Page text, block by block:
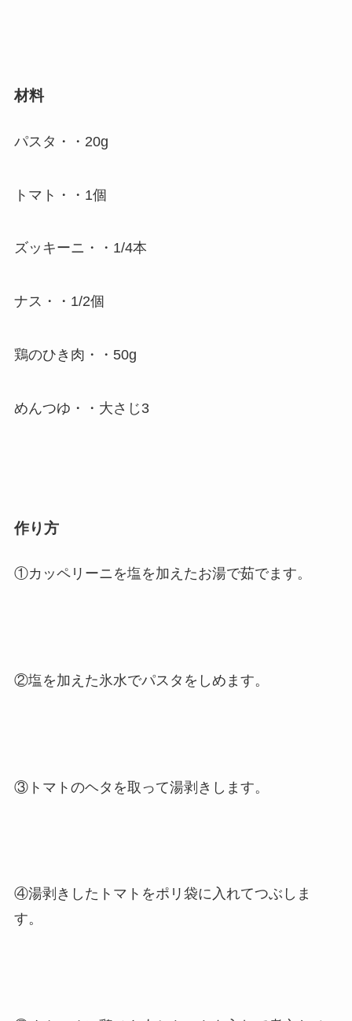
材料
パスタ・・20g
トマト・・1個
ズッキーニ・・1/4本
ナス・・1/2個
鶏のひき肉・・50g
めんつゆ・・大さじ3
作り方
①カッペリーニを塩を加えたお湯で茹でます。
②塩を加えた氷水でパスタをしめます。
③トマトのヘタを取って湯剥きします。
④湯剥きしたトマトをポリ袋に入れてつぶしま
す。